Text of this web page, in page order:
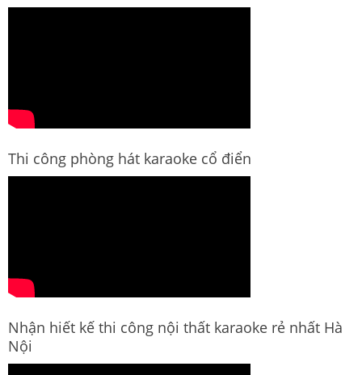
Thi công phòng hát karaoke cổ điển
Nhận hiết kế thi công nội thất karaoke rẻ nhất Hà
Nội